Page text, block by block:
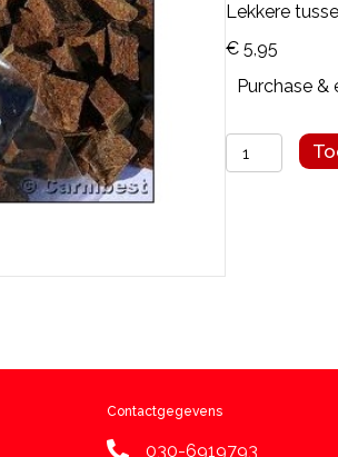
Lekkere
€5,95
Purchase &
Carnibest
Contactgegevens
030-6919793